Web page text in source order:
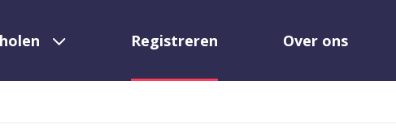
Registreren Over ons